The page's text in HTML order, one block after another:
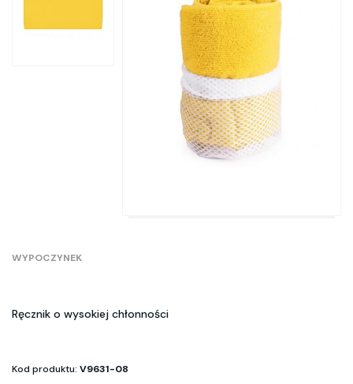
WYPOCZYNEK
Ręcznik o wysokiej chłonności
Kod produktu: V9631-08